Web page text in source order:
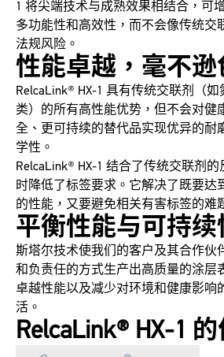
1 将尖端技术与成熟效果相结合，可
多功能性和高效性，而不会像传统交
法规风险。
性能卓越，毫不逊
RelcaLink® HX-1 具有传统交联剂（
类）的所有高性能优势，但不会对健
全、更可持续的替代品实现优异的耐
学性。
RelcaLink® HX-1 结合了传统交联剂
时降低了标签要求。它解决了既要达
的性能，又要避免相关有害标签的难
平衡性能与可持续
斯塔尔技术使我们的客户及其合作伙
和负责任的方式生产出高质量的涂层
卓越性能以及减少对环境和健康影响
活。
RelcaLink® HX-1